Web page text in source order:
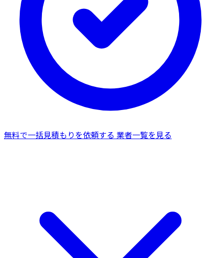
無料で一括見積もりを依頼する 業者一覧を見る